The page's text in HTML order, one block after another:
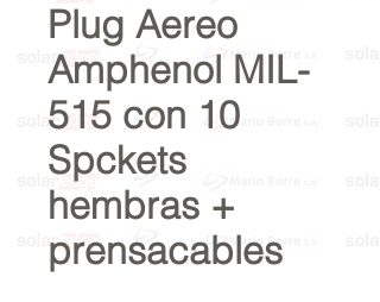
Plug Aereo
Amphenol MIL-
515 con 10
Spckets
hembras +
prensacables